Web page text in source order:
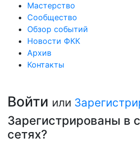
Мастерство
Сообщество
Обзор событий
Новости ФКК
Архив
Контакты
Войти или
Зарегистрированы в
сетях?